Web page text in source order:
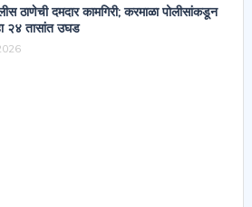
ठाणेची दमदार कामगिरी; करमाळा पोलीसांकडून
२४ तासांत उघड